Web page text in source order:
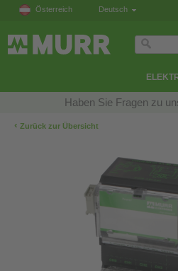
Österreich Deutsch
Haben Sie Fragen zu
‹ Zurück zur Übersicht